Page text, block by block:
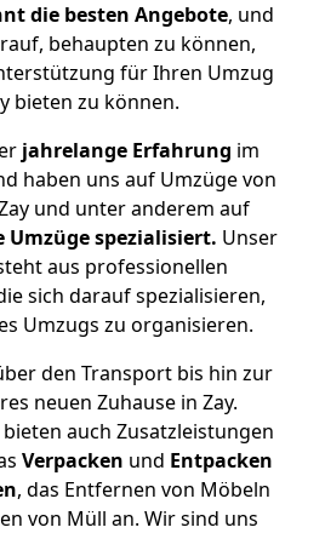
die besten Angebote, und
behaupten zu können,
für Ihren Umzug
bieten zu können.
jahrelange Erfahrung im
haben uns auf Umzüge von
und unter anderem auf
spezialisiert. Unser
aus professionellen
sich darauf spezialisieren,
Umzugs zu organisieren.
den Transport bis hin zur
neuen Zuhause in Zay.
auch Zusatzleistungen
Verpacken und Entpacken
, das Entfernen von Möbeln
von Müll an. Wir sind uns